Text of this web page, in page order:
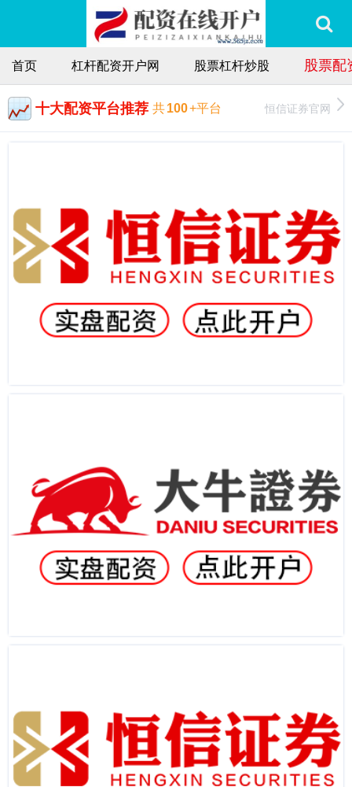
首页 杠杆配资开户网 股票杠杆炒股 股票配
十大配资平台推荐 共100+平台 恒信证券官网